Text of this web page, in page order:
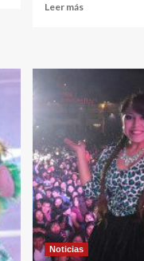
Leer más
una
emoción
público
gozó
de
sus
canciones
Noticias